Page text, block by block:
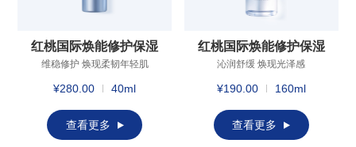
红桃国际焕能修护保湿
精华液
维稳修护 焕现柔韧年轻肌
¥280.00 40ml
查看更多
红桃国际焕能修护保湿
精华水（倍润型）
沁润舒缓 焕现光泽感
¥190.00 160ml
查看更多